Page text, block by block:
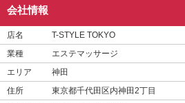
会社情報
店名
T-STYLE TOKYO
業種
エステマッサージ
エリア
神田
住所
東京都千代田区内神田2丁目